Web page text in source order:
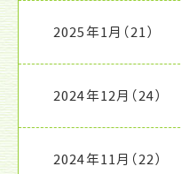
2025年1月 （21）
2024年12月 （24）
2024年11月 （22）